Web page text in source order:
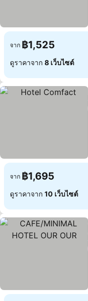
จาก ฿1,525
ดูราคาจาก 8 เว็บไซต์
จาก ฿1,695
ดูราคาจาก 10 เว็บไซต์